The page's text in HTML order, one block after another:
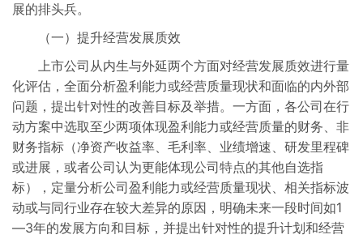
展的排头兵。
（一）提升经营发展质效
上市公司从内生与外延两个方面对经营发展质效进行量
化评估，全面分析盈利能力或经营质量现状和面临的内外部
问题，提出针对性的改善目标及举措。一方面，各公司在行
动方案中选取至少两项体现盈利能力或经营质量的财务、非
财务指标（净资产收益率、毛利率、业绩增速、研发里程碑
或进展，或者公司认为更能体现公司特点的其他自选指
标），定量分析公司盈利能力或经营质量现状、相关指标波
动或与同行业存在较大差异的原因，明确未来一段时间如1
—3年的发展方向和目标，并提出针对性的提升计划和经营